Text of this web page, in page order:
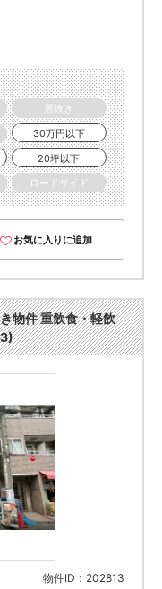
居抜き
30万円以下
20坪以下
ロードサイド
お気に入りに追加
物件 重飲食・軽飲
物件ID：202813